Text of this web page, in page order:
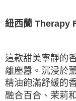
紐西蘭 Therapy
這款甜美寧靜的
離塵囂。沉浸於
精油飽滿舒緩的
融合百合、茉莉